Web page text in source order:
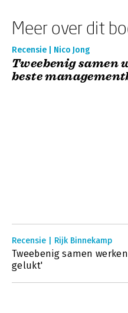
Meer over dit
Recensie | Nico Jong
Tweebenig samen
beste
Recensie | Rijk Binnekamp
Tweebenig samen
gelukt'